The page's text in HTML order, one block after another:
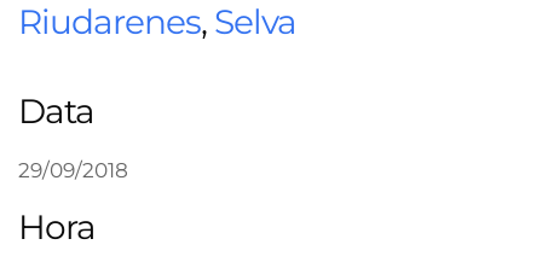
Riudarenes, Selva
Data
29/09/2018
Hora